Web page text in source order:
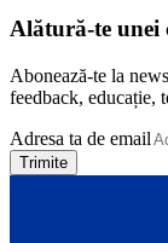
Alătură-te unei
Abonează-te la
feedback, educație,
Adresa ta de email
Trimite